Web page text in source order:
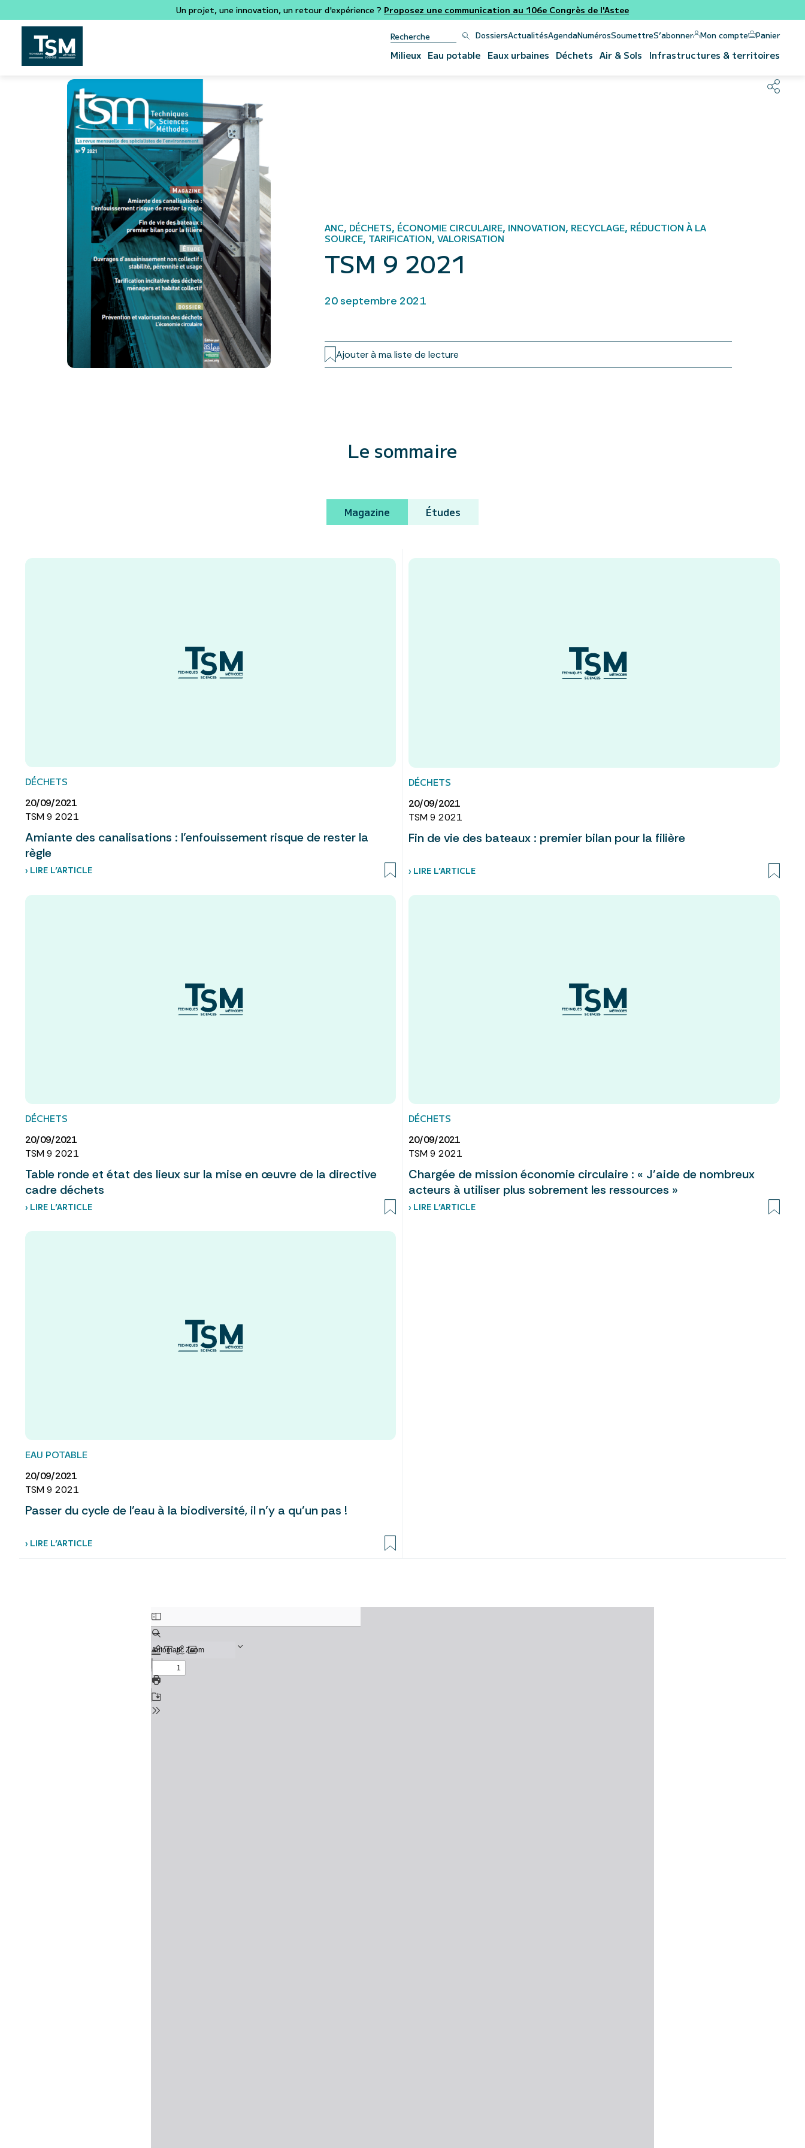
Un projet, une innovation, un retour d'expérience ? Proposez une communication au 106e Congrès de l'Astee
DossiersActualitésAgendaNumérosSoumettreS’abonner Mon compte Panier
Milieux Eau potable Eaux urbaines Déchets Air & Sols Infrastructures & territoires
ANC, DÉCHETS, ÉCONOMIE CIRCULAIRE, INNOVATION, RECYCLAGE, RÉDUCTION À LA
SOURCE, TARIFICATION, VALORISATION
TSM 9 2021
20 septembre 2021
Ajouter à ma liste de lecture
Le sommaire
Magazine Études
DÉCHETS
20/09/2021
TSM 9 2021
Amiante des canalisations : l’enfouissement risque de rester la
règle
› LIRE L’ARTICLE
DÉCHETS
20/09/2021
TSM 9 2021
Fin de vie des bateaux : premier bilan pour la filière
› LIRE L’ARTICLE
DÉCHETS
20/09/2021
TSM 9 2021
Table ronde et état des lieux sur la mise en œuvre de la directive
cadre déchets
› LIRE L’ARTICLE
DÉCHETS
20/09/2021
TSM 9 2021
Chargée de mission économie circulaire : « J’aide de nombreux
acteurs à utiliser plus sobrement les ressources »
› LIRE L’ARTICLE
EAU POTABLE
20/09/2021
TSM 9 2021
Passer du cycle de l’eau à la biodiversité, il n’y a qu’un pas !
› LIRE L’ARTICLE